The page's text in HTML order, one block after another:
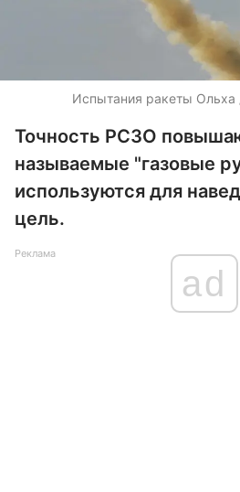
Испытания ракеты Ольха
Точность РСЗО
называемые "газовые
используются для
цель.
Реклама
ad